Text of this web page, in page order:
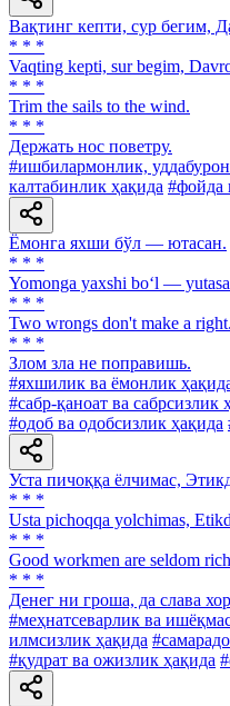
Вақтинг кепти, сур бегим,
* * *
Vaqting kepti, sur begim,
* * *
Trim the sails to the wind.
* * *
Держать нос поветру.
#ишбилармонлик,
калтабинлик ҳақида #фойда
Ёмонга яхши бўл — ютасан.
* * *
Yomonga yaxshi bo‘l —
* * *
Two wrongs don't make a right.
* * *
Злом зла не поправишь.
#яхшилик ва ёмонлик
#сабр-қаноат ва сабрсизлик
#одоб ва одобсизлик ҳақида
Уста пичоққа ёлчимас,
* * *
Usta pichoqqa yolchimas,
* * *
Good workmen are seldom
* * *
Денег ни гроша, да слава
#меҳнатсеварлик ва
илмсизлик ҳақида
#қудрат ва ожизлик ҳақида